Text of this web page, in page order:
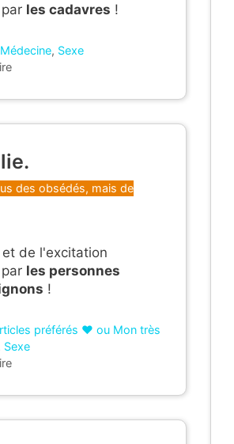
les cadavres !
, Sexe
des obsédés, mais de
de l'excitation
les personnes
!
préférés ❤ ou Mon très
Sexe